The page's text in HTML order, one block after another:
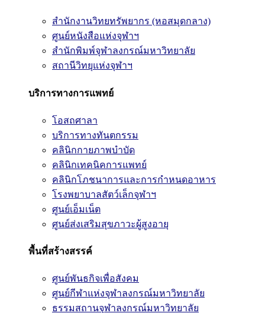
สำนักงานวิทยทรัพยากร (หอสมุดกลาง)
ศูนย์หนังสือแห่งจุฬาฯ
สำนักพิมพ์จุฬาลงกรณ์มหาวิทยาลัย
สถานีวิทยุแห่งจุฬาฯ
บริการทางการแพทย์
โอสถศาลา
บริการทางทันตกรรม
คลินิกกายภาพบำบัด
คลินิกเทคนิคการแพทย์
คลินิกโภชนาการและการกำหนดอาหาร
โรงพยาบาลสัตว์เล็กจุฬาฯ
ศูนย์เอ็มเน็ต
ศูนย์ส่งเสริมสุขภาวะผู้สูงอายุ
พื้นที่สร้างสรรค์
ศูนย์พันธกิจเพื่อสังคม
ศูนย์กีฬาแห่งจุฬาลงกรณ์มหาวิทยาลัย
ธรรมสถานจุฬาลงกรณ์มหาวิทยาลัย